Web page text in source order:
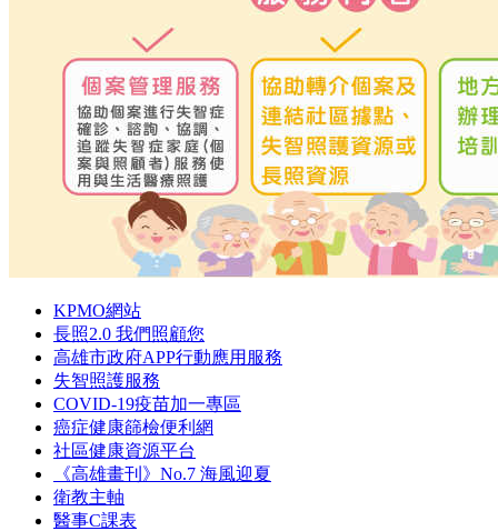
KPMO網站
長照2.0 我們照顧您
高雄市政府APP行動應用服務
失智照護服務
COVID-19疫苗加一專區
癌症健康篩檢便利網
社區健康資源平台
《高雄畫刊》No.7 海風迎夏
衛教主軸
醫事C課表